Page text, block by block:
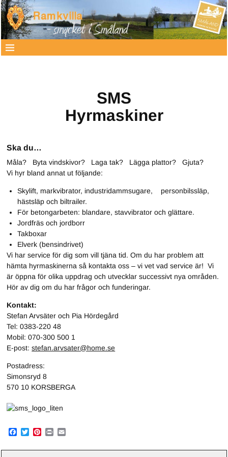
SMS
Hyrmaskiner
Ska du…
Måla? Byta vindskivor? Laga tak? Lägga plattor? Gjuta?
Vi hyr bland annat ut följande:
Skylift, markvibrator, industridammsugare, personbilssläp,
hästsläp och biltrailer.
För betongarbeten: blandare, stavvibrator och glättare.
Jordfräs och jordborr
Takboxar
Elverk (bensindrivet)
Vi har service för dig som vill tjäna tid. Om du har problem att
hämta hyrmaskinerna så kontakta oss – vi vet vad service är! Vi
är öppna för olika uppdrag och utvecklar successivt nya områden.
Hör av dig om du har frågor och funderingar.
Kontakt:
Stefan Arvsäter och Pia Hördegård
Tel: 0383-220 48
Mobil: 070-300 500 1
E-post:stefan.arvsater@home.se
Postadress:
Simonsryd 8
570 10 KORSBERGA
F
c
T
i
P
n
P
i
a